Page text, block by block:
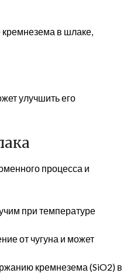
кремнезема в шлаке,
улучшить его
процесса и
при температуре
от чугуна и может
кремнезема (SiO2) в